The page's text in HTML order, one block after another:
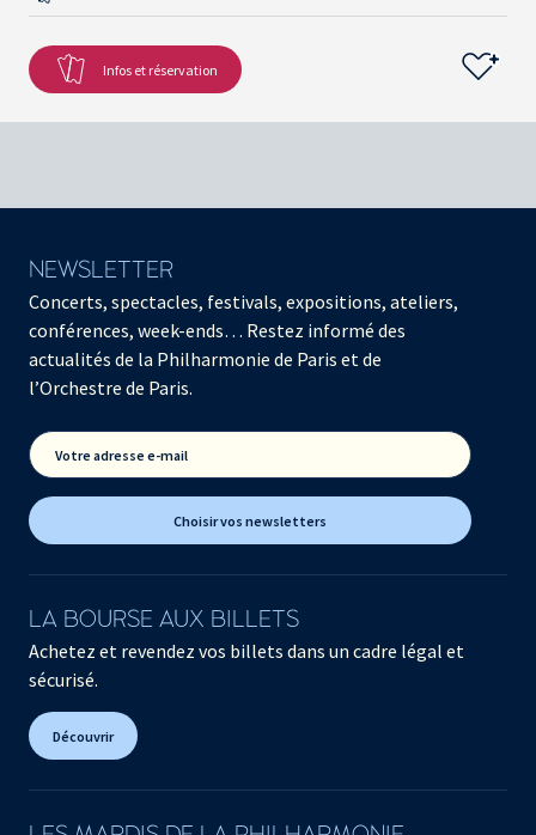
Infos et réservation
NEWSLETTER
Concerts, spectacles, festivals, expositions, ateliers,
conférences, week-ends… Restez informé des
actualités de la Philharmonie de Paris et de
l’Orchestre de Paris.
Votre adresse e-mail
Choisir vos newsletters
LA BOURSE AUX BILLETS
Achetez et revendez vos billets dans un cadre légal et
sécurisé.
Découvrir